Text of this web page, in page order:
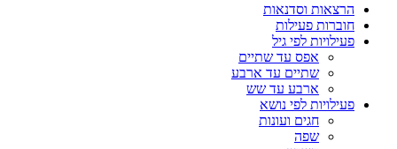
הרצאות וסדנאות
חוברות פעילות
פעילויות לפי גיל
אפס עד שתיים
שתיים עד ארבע
ארבע עד שש
פעילויות לפי נושא
חגים ועונות
שפה